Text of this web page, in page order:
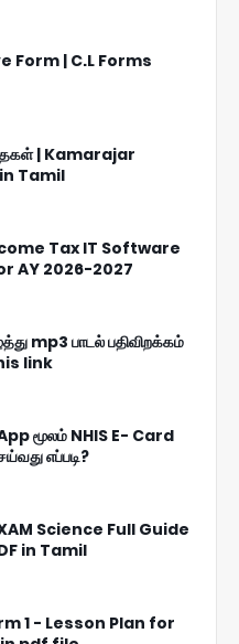
Form | C.L Forms
| Kamarajar
Tamil
Tax IT Software
AY 2026-2027
mp3 பாடல் பதிவிறக்கம்
link
மூலம் NHIS E- Card
எப்படி?
Science Full Guide
in Tamil
1 - Lesson Plan for